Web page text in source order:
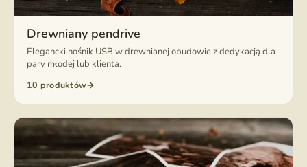
Drewniany pendrive
Elegancki nośnik USB w drewnianej obudowie z dedykacją dla
pary młodej lub klienta.
10 produktów→